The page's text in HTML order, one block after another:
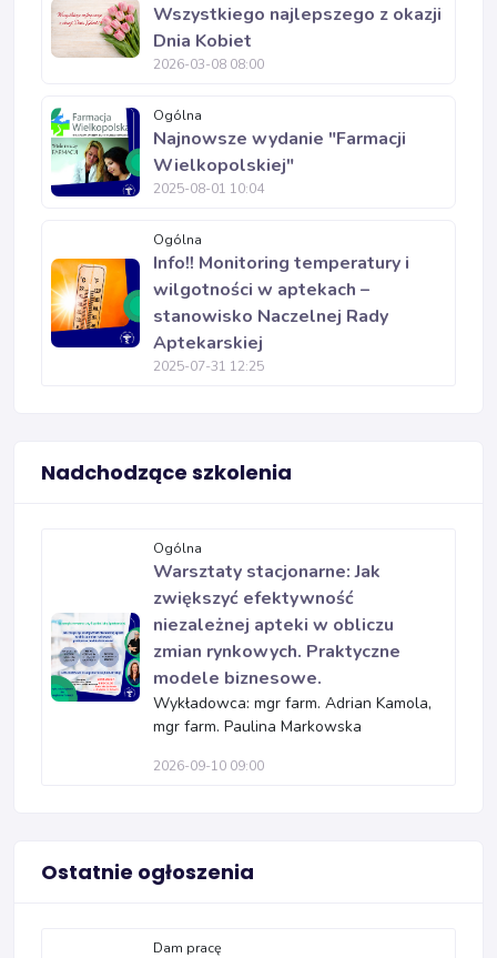
Wszystkiego najlepszego z okazji
Dnia Kobiet
2026-03-08 08:00
Ogólna
Najnowsze wydanie "Farmacji
Wielkopolskiej"
2025-08-01 10:04
Ogólna
Info!! Monitoring temperatury i
wilgotności w aptekach –
stanowisko Naczelnej Rady
Aptekarskiej
2025-07-31 12:25
Nadchodzące szkolenia
Ogólna
Warsztaty stacjonarne: Jak
zwiększyć efektywność
niezależnej apteki w obliczu
zmian rynkowych. Praktyczne
modele biznesowe.
Wykładowca: mgr farm. Adrian Kamola,
mgr farm. Paulina Markowska
2026-09-10 09:00
Ostatnie ogłoszenia
Dam pracę